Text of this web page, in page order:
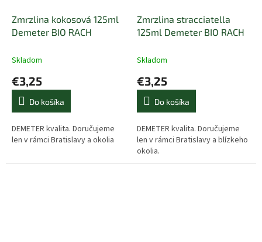
Zmrzlina kokosová 125ml
Demeter BIO RACH
Skladom
€3,25
Do košíka
DEMETER kvalita. Doručujeme
len v rámci Bratislavy a okolia
Zmrzlina stracciatella
125ml Demeter BIO RACH
Skladom
€3,25
Do košíka
DEMETER kvalita. Doručujeme
len v rámci Bratislavy a blízkeho
okolia.